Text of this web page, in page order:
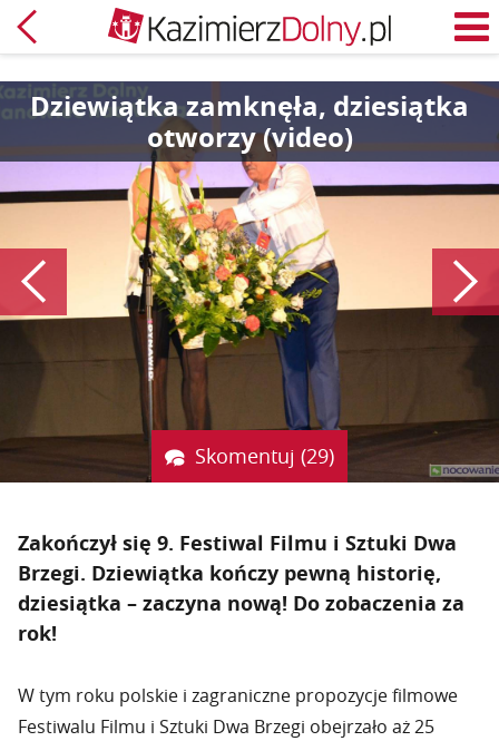
Powrót
Dziewiątka zamknęła, dziesiątka
otworzy (video)
Poprzedni
Skomentuj (29)
Zakończył się 9. Festiwal Filmu i Sztuki Dwa
Brzegi. Dziewiątka kończy pewną historię,
dziesiątka – zaczyna nową! Do zobaczenia za
rok!
W tym roku polskie i zagraniczne propozycje filmowe
Festiwalu Filmu i Sztuki Dwa Brzegi obejrzało aż 25